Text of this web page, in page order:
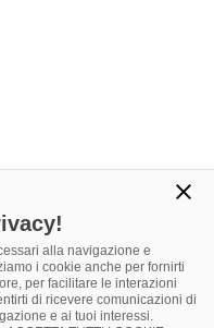
alla navigazione e
i cookie anche per fornirti
per facilitare le interazioni
di ricevere comunicazioni di
e ai tuoi interessi.